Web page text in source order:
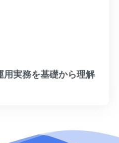
用実務を基礎から理解